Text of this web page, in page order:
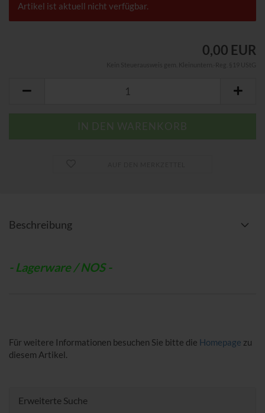
Artikel ist aktuell nicht verfügbar.
0,00 EUR
Beschreibung
- Lagerware / NOS -
Für weitere Informationen besuchen Sie bitte die Homepage zu
diesem Artikel.
Erweiterte Suche